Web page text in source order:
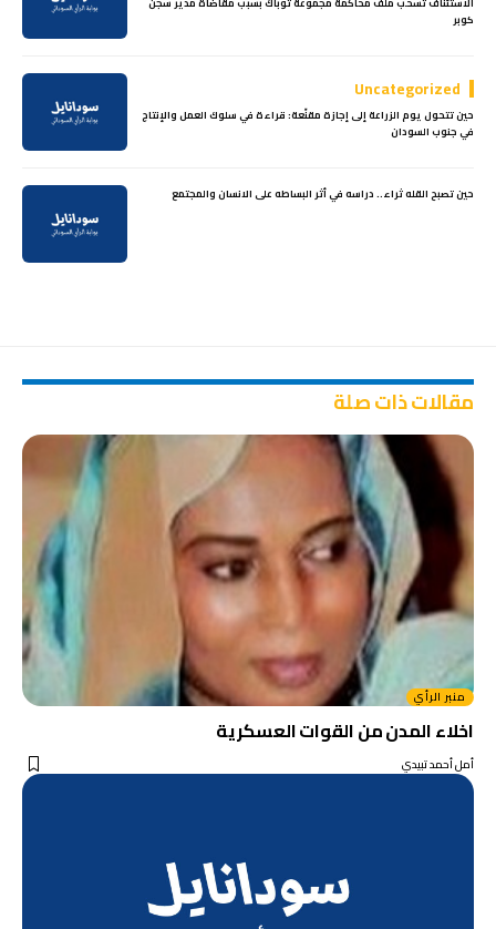
كوبر
Uncategorized
حين تتحول يوم الزراعة إلى إجازة مقنّعة: قراءة في سلوك العمل والإنتاج
في جنوب السودان
حين تصبح القله ثراء.. دراسه في أثر البساطه على الانسان والمجتمع
مقالات ذات صلة
منبر الرأي
اخلاء المدن من القوات العسكرية
أمل أحمد تبيدي